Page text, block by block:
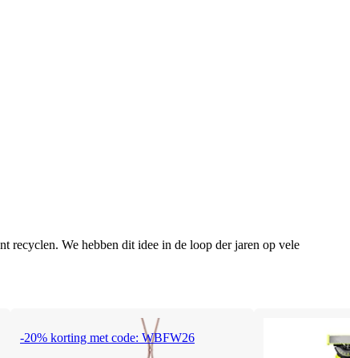
recyclen. We hebben dit idee in de loop der jaren op vele
-20% korting met code: WBFW26